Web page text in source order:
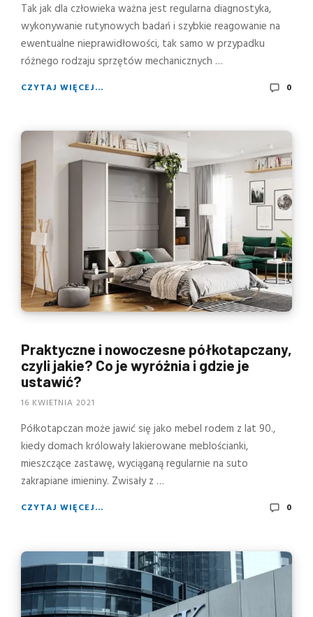
Tak jak dla człowieka ważna jest regularna diagnostyka,
wykonywanie rutynowych badań i szybkie reagowanie na
ewentualne nieprawidłowości, tak samo w przypadku
różnego rodzaju sprzętów mechanicznych …
CZYTAJ WIĘCEJ... 0
Praktyczne i nowoczesne półkotapczany,
czyli jakie? Co je wyróżnia i gdzie je
ustawić?
16 KWIETNIA 2021
Półkotapczan może jawić się jako mebel rodem z lat 90.,
kiedy domach królowały lakierowane meblościanki,
mieszczące zastawę, wyciąganą regularnie na suto
zakrapiane imieniny. Zwisały z …
CZYTAJ WIĘCEJ... 0